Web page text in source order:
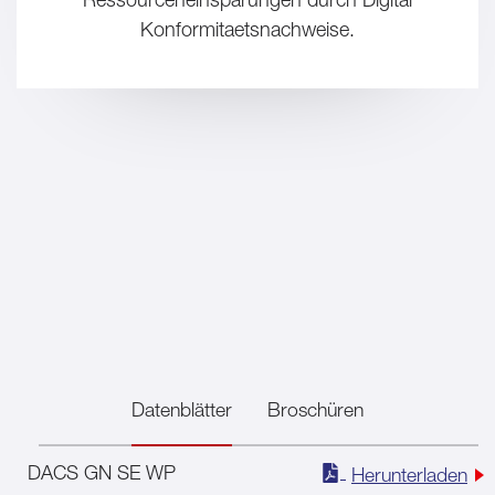
Konformitaetsnachweise.
Datenblätter Broschüren
DACS GN SE WP Herunterladen